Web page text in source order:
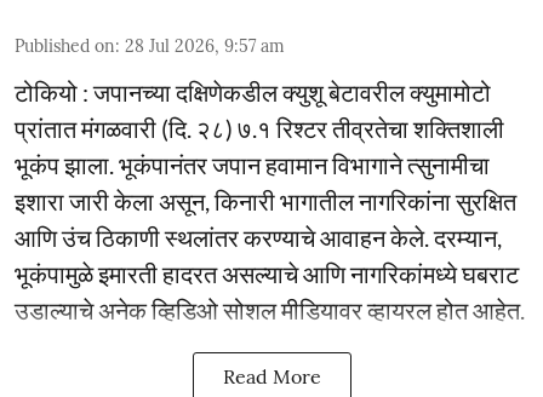
Published on: 28 Jul 2026, 9:57 am
टोकियो : जपानच्या दक्षिणेकडील क्युशू बेटावरील क्युमामोटो
प्रांतात मंगळवारी (दि. २८) ७.१ रिश्टर तीव्रतेचा शक्तिशाली
भूकंप झाला. भूकंपानंतर जपान हवामान विभागाने त्सुनामीचा
इशारा जारी केला असून, किनारी भागातील नागरिकांना सुरक्षित
आणि उंच ठिकाणी स्थलांतर करण्याचे आवाहन केले. दरम्यान,
भूकंपामुळे इमारती हादरत असल्याचे आणि नागरिकांमध्ये घबराट
उडाल्याचे अनेक व्हिडिओ सोशल मीडियावर व्हायरल होत आहेत.
Read More